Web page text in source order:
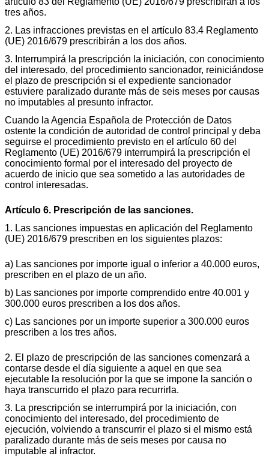
tres años.
2. Las infracciones previstas en el artículo 83.4 Reglamento
(UE) 2016/679 prescribirán a los dos años.
3. Interrumpirá la prescripción la iniciación, con conocimiento
del interesado, del procedimiento sancionador, reiniciándose
el plazo de prescripción si el expediente sancionador
estuviere paralizado durante más de seis meses por causas
no imputables al presunto infractor.
Cuando la Agencia Española de Protección de Datos
ostente la condición de autoridad de control principal y deba
seguirse el procedimiento previsto en el artículo 60 del
Reglamento (UE) 2016/679 interrumpirá la prescripción el
conocimiento formal por el interesado del proyecto de
acuerdo de inicio que sea sometido a las autoridades de
control interesadas.
Artículo 6. Prescripción de las sanciones.
1. Las sanciones impuestas en aplicación del Reglamento
(UE) 2016/679 prescriben en los siguientes plazos:
a) Las sanciones por importe igual o inferior a 40.000 euros,
prescriben en el plazo de un año.
b) Las sanciones por importe comprendido entre 40.001 y
300.000 euros prescriben a los dos años.
c) Las sanciones por un importe superior a 300.000 euros
prescriben a los tres años.
2. El plazo de prescripción de las sanciones comenzará a
contarse desde el día siguiente a aquel en que sea
ejecutable la resolución por la que se impone la sanción o
haya transcurrido el plazo para recurrirla.
3. La prescripción se interrumpirá por la iniciación, con
conocimiento del interesado, del procedimiento de
ejecución, volviendo a transcurrir el plazo si el mismo está
paralizado durante más de seis meses por causa no
imputable al infractor.